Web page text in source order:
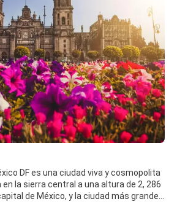
DF es una ciudad viva y cosmopolita
la sierra central a una altura de 2, 286
de México, y la ciudad más grande